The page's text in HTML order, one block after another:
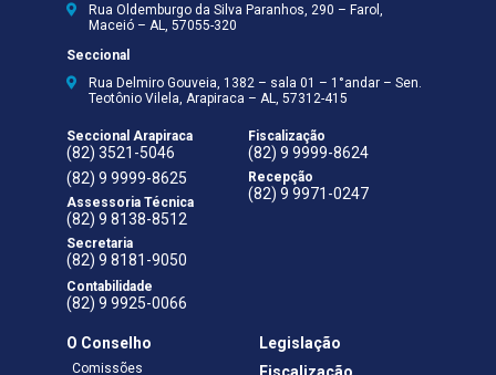
Rua Oldemburgo da Silva Paranhos, 290 – Farol,
Maceió – AL, 57055-320
Seccional
Rua Delmiro Gouveia, 1382 – sala 01 – 1°andar – Sen.
Teotônio Vilela, Arapiraca – AL, 57312-415
Seccional Arapiraca
(82) 3521-5046
(82) 9 9999-8625
Assessoria Técnica
(82) 9 8138-8512
Secretaria
(82) 9 8181-9050
Contabilidade
(82) 9 9925-0066
Fiscalização
(82) 9 9999-8624
Recepção
(82) 9 9971-0247
O Conselho
Comissões
Legislação
Fiscalização